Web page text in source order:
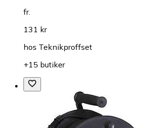
fr.
131 kr
hos Teknikproffset
+15 butiker